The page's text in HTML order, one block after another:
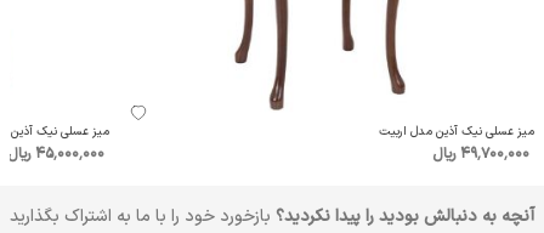
میز عسلی نیک آذین مدل اربیت
49٬700٬000 ریال
میز عسلی نیک آذین
45٬000٬000 ریال
آنچه به دنبالش بودید را پیدا نکردید؟ بازخورد خود را با ما به اشتراک بگذارید